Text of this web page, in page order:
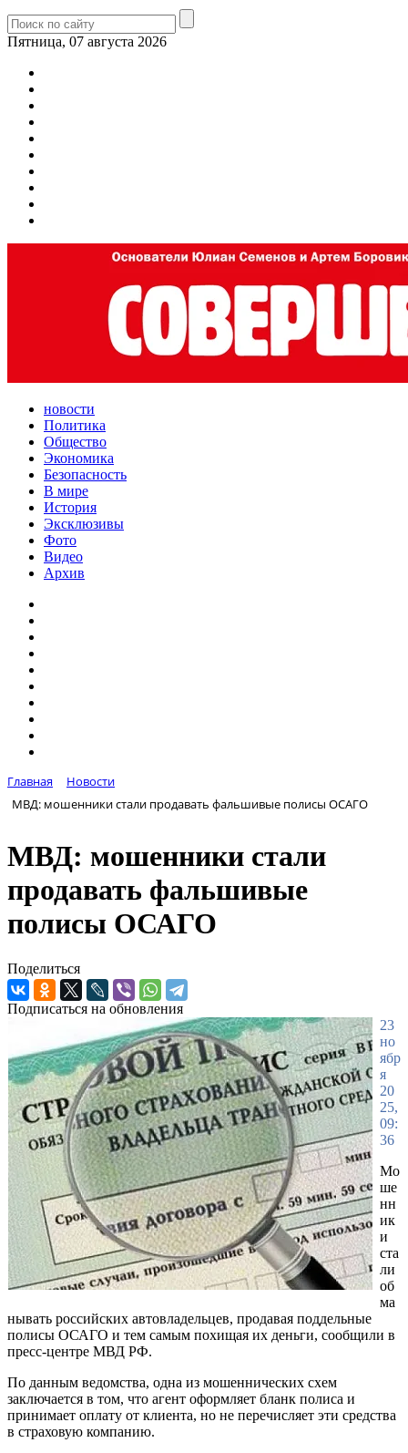
Пятница, 07 августа 2026
новости
Политика
Общество
Экономика
Безопасность
В мире
История
Эксклюзивы
Фото
Видео
Архив
Главная
Новости
МВД: мошенники стали продавать фальшивые полисы ОСАГО
МВД: мошенники стали
продавать фальшивые
полисы ОСАГО
Поделиться
Подписаться на обновления
23
но
ябр
я
20
25,
09:
36
Мо
ше
нн
ик
и
ста
ли
об
ма
нывать российских автовладельцев, продавая поддельные
полисы ОСАГО и тем самым похищая их деньги, сообщили в
пресс-центре МВД РФ.
По данным ведомства, одна из мошеннических схем
заключается в том, что агент оформляет бланк полиса и
принимает оплату от клиента, но не перечисляет эти средства
в страховую компанию.